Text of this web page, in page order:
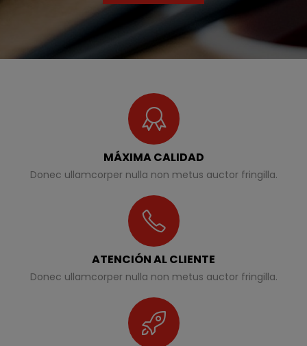
MÁXIMA CALIDAD
Donec ullamcorper nulla non metus auctor fringilla.
ATENCIÓN AL CLIENTE
Donec ullamcorper nulla non metus auctor fringilla.